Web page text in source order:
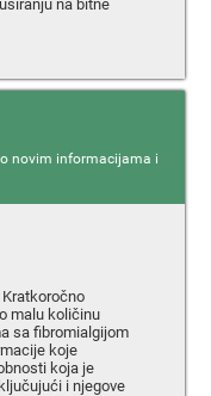
na bitne
novim informacijama i
malu količinu
sa fibromialgijom
koje
koja je
i njegove